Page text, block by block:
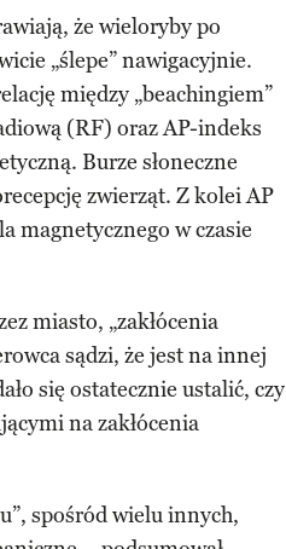
że wieloryby po
„ślepe” nawigacyjnie.
między „beachingiem”
(RF) oraz AP-indeks
Burze słoneczne
zwierząt. Z kolei AP
magnetycznego w czasie
miasto, „zakłócenia
sądzi, że jest na innej
się ostatecznie ustalić, czy
na zakłócenia
spośród wielu innych,